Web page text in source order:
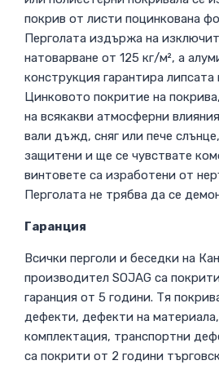
покрив от листи поцинкована
Перголата издържа на
натоварване от 125 кг/м², а
конструкция гарантира
Цинковото покритие на
на всякакви атмосферни
вали дъжд, сняг или пече
защитени и ще се чувствате
винтовете са изработени от
Перголата не трябва да се
Гаранция
Всички перголи и беседки на
производител SOJAG са
гаранция от 5 години. Тя
дефекти, дефекти на
комплектация, транспортни
са покрити от 2 години